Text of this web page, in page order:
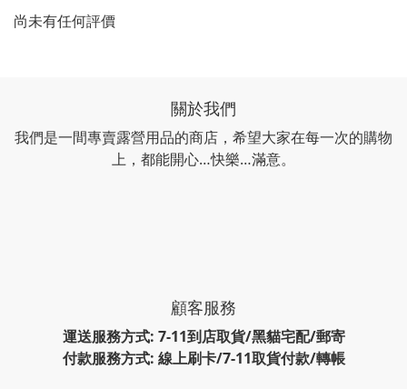
尚未有任何評價
關於我們
我們是一間專賣露營用品的商店，希望大家在每一次的購物
上，都能開心…快樂…滿意。
顧客服務
運送服務方式: 7-11到店取貨/黑貓宅配/郵寄
付款服務方式: 線上刷卡/7-11取貨付款/轉帳